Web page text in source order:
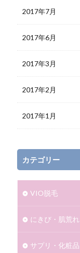
2017年7月
2017年6月
2017年3月
2017年2月
2017年1月
カテゴリー
VIO脱毛
にきび・肌荒れ
サプリ・化粧品